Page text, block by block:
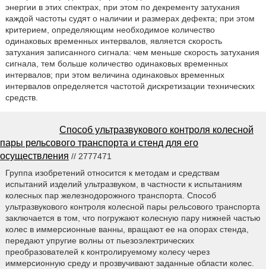
энергии в этих спектрах, при этом по декременту затухания
каждой частоты судят о наличии и размерах дефекта; при этом
критерием, определяющим необходимое количество
одинаковых временных интервалов, является скорость
затухания записанного сигнала: чем меньше скорость затухания
сигнала, тем больше количество одинаковых временных
интервалов; при этом величина одинаковых временных
интервалов определяется частотой дискретизации технических
средств.
Способ ультразвукового контроля колесной
пары рельсового транспорта и стенд для его
осуществления // 2777471
Группа изобретений относится к методам и средствам
испытаний изделий ультразвуком, в частности к испытаниям
колесных пар железнодорожного транспорта. Способ
ультразвукового контроля колесной пары рельсового транспорта
заключается в том, что погружают колесную пару нижней частью
колес в иммерсионные ванны, вращают ее на опорах стенда,
передают упругие волны от пьезоэлектрических
преобразователей к контролируемому колесу через
иммерсионную среду и прозвучивают заданные области колес.